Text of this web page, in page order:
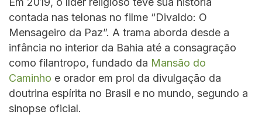
contada nas telonas no filme “Divaldo: O
Mensageiro da Paz”. A trama aborda desde a
infância no interior da Bahia até a consagração
como filantropo, fundado da Mansão do
Caminho e orador em prol da divulgação da
doutrina espírita no Brasil e no mundo, segundo a
sinopse oficial.